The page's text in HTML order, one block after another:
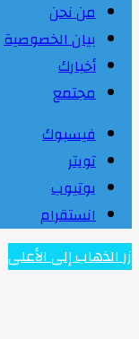
من نحن
بيان الخصوصية
أخبارك
مجتمع
فيسبوك
تويتر
يوتيوب
انستقرام
زر الذهاب إلى الأعلى